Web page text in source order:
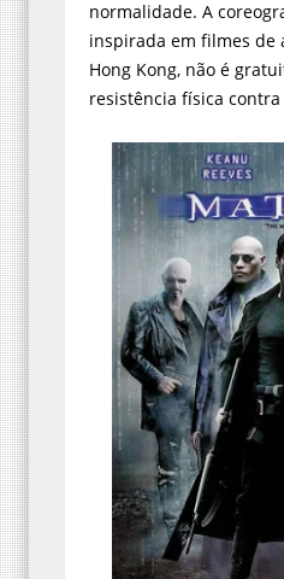
normalidade. A
inspirada em filmes de
Hong Kong, não é
resistência física